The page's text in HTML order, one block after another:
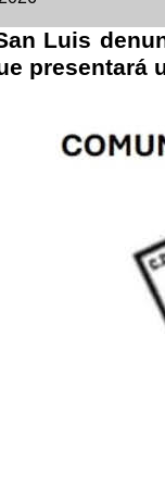
Luis
presentará